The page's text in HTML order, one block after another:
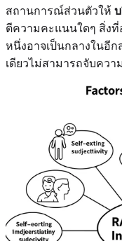
สถานการณ์ส่วนตัวให้
ตีความคะแนนใดๆ สิ่ง
หนึ่งอาจเป็นกลางในอี
เดียวไม่สามารถจับคว